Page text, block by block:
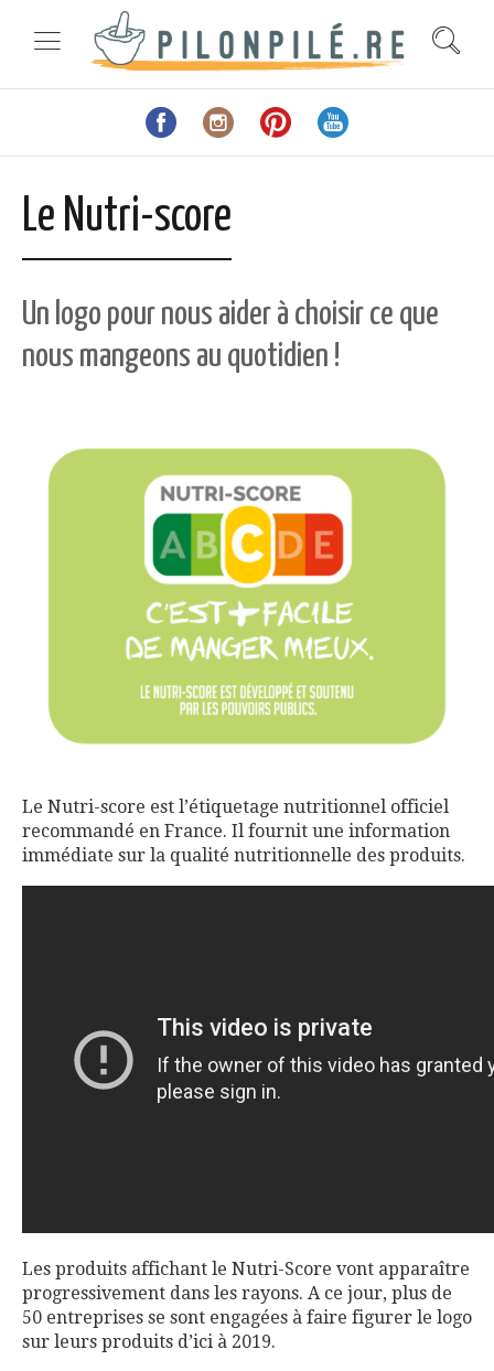
Le Nutri-score
Un logo pour nous aider à choisir ce que
nous mangeons au quotidien !
Le Nutri-score est l’étiquetage nutritionnel officiel
recommandé en France. Il fournit une information
immédiate sur la qualité nutritionnelle des produits.
Les produits affichant le Nutri-Score vont apparaître
progressivement dans les rayons. A ce jour, plus de
50 entreprises se sont engagées à faire figurer le logo
sur leurs produits d’ici à 2019.